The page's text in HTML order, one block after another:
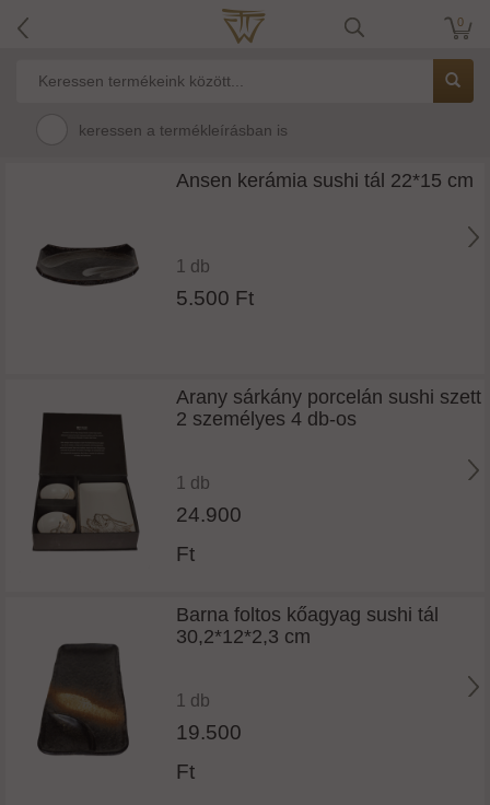
0
keressen a termékleírásban is
Ansen kerámia sushi tál 22*15 cm
1 db
5.500 Ft
Arany sárkány porcelán sushi szett
2 személyes 4 db-os
1 db
24.900
Ft
Barna foltos kőagyag sushi tál
30,2*12*2,3 cm
1 db
19.500
Ft